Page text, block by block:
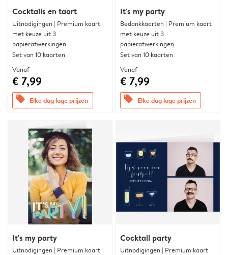
Cocktails en taart
Uitnodigingen | Premium kaart
met keuze uit 3
papierafwerkingen
Set van 10 kaarten
Vanaf
€ 7,99
offers Elke dag lage prijzen
It's my party
Bedankkaarten | Premium kaart
met keuze uit 3
papierafwerkingen
Set van 10 kaarten
Vanaf
€ 7,99
offers Elke dag lage prijzen
It's my party
Uitnodigingen | Premium kaart
Cocktail party
Uitnodigingen | Premium kaart